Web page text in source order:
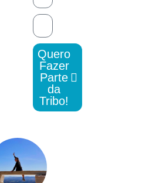
Quero
Fazer
Parte
da
Tribo!